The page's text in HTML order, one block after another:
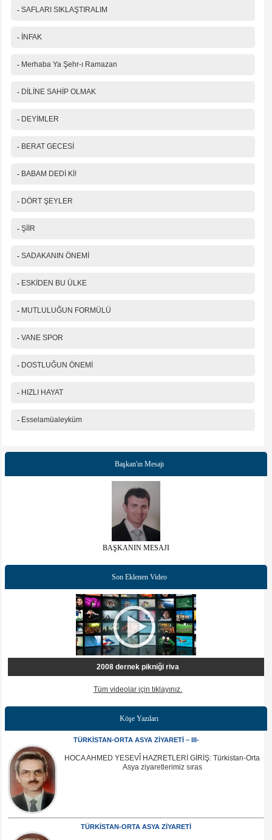
- SAFLARI SIKLAŞTIRALIM
- İNFAK
- Merhaba Ya Şehr-ı Ramazan
- DİLİNE SAHİP OLMAK
- DEYİMLER
- BERAT GECESİ
- BABAM DEDİ Kİ!
- DÖRT ŞEYLER
- ŞİİR
- SADAKANIN ÖNEMİ
- ESKİDEN BU ÜLKE
- MUTLULUĞUN FORMÜLÜ
- VANE SPOR
- DOSTLUĞUN ÖNEMİ
- HIZLI HAYAT
- Esselamüaleyküm
Başkan'ın Mesajı
BAŞKANIN MESAJI
Son Eklenen Video
2008 dernek pikniği riva
Tüm videolar için tıklayınız.
Köşe Yazıları
TÜRKİSTAN-ORTA ASYA ZİYARETİ – III-
HOCA AHMED YESEVÎ HAZRETLERİ GİRİŞ: Türkistan-Orta
Asya ziyaretlerimiz sıras
TÜRKİSTAN-ORTA ASYA ZİYARETİ